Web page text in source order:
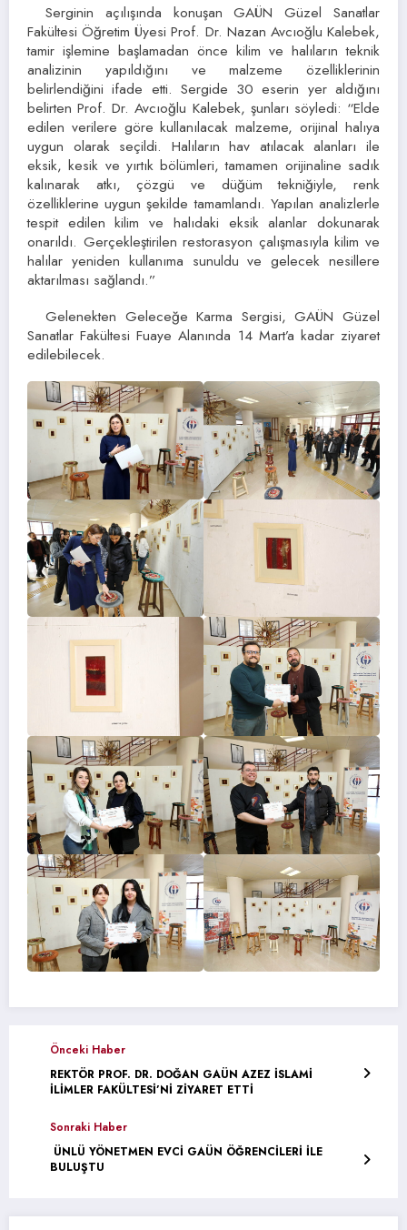
Serginin açılışında konuşan GAÜN Güzel Sanatlar
Fakültesi Öğretim Üyesi Prof. Dr. Nazan Avcıoğlu Kalebek,
tamir işlemine başlamadan önce kilim ve halıların teknik
analizinin yapıldığını ve malzeme özelliklerinin
belirlendiğini ifade etti. Sergide 30 eserin yer aldığını
belirten Prof. Dr. Avcıoğlu Kalebek, şunları söyledi: “Elde
edilen verilere göre kullanılacak malzeme, orijinal halıya
uygun olarak seçildi. Halıların hav atılacak alanları ile
eksik, kesik ve yırtık bölümleri, tamamen orijinaline sadık
kalınarak atkı, çözgü ve düğüm tekniğiyle, renk
özelliklerine uygun şekilde tamamlandı. Yapılan analizlerle
tespit edilen kilim ve halıdaki eksik alanlar dokunarak
onarıldı. Gerçekleştirilen restorasyon çalışmasıyla kilim ve
halılar yeniden kullanıma sunuldu ve gelecek nesillere
aktarılması sağlandı.”
Gelenekten Geleceğe Karma Sergisi, GAÜN Güzel
Sanatlar Fakültesi Fuaye Alanında 14 Mart’a kadar ziyaret
edilebilecek.
Önceki Haber
REKTÖR PROF. DR. DOĞAN GAÜN AZEZ İSLAMİ
İLİMLER FAKÜLTESİ’Nİ ZİYARET ETTİ
Sonraki Haber
ÜNLÜ YÖNETMEN EVCİ GAÜN ÖĞRENCİLERİ İLE
BULUŞTU